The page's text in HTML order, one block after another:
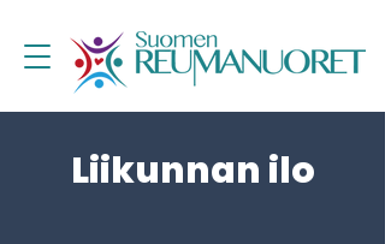
Liikunnan ilo